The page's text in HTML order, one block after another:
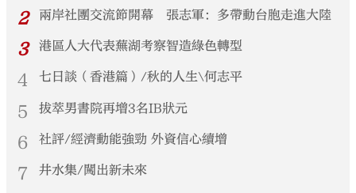
2 兩岸社團交流節開幕 張志軍：多帶動台胞走進大陸
3 港區人大代表蕪湖考察智造綠色轉型
4 七日談（香港篇）/秋的人生\何志平
5 拔萃男書院再增3名IB狀元
6 社評/經濟動能強勁 外資信心續增
7 井水集/闖出新未來